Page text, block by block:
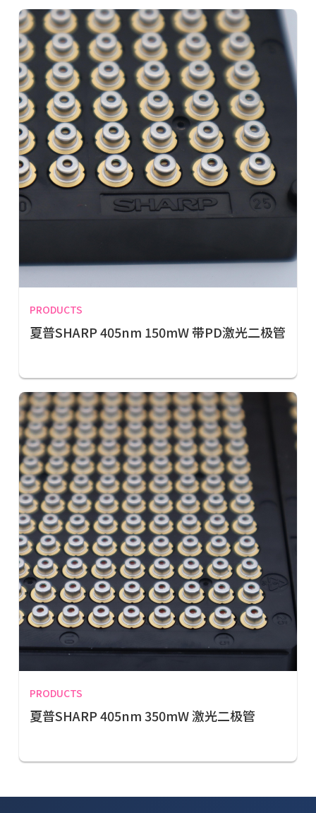
PRODUCTS
夏普SHARP 405nm 150mW 带PD激光二极管
PRODUCTS
夏普SHARP 405nm 350mW 激光二极管